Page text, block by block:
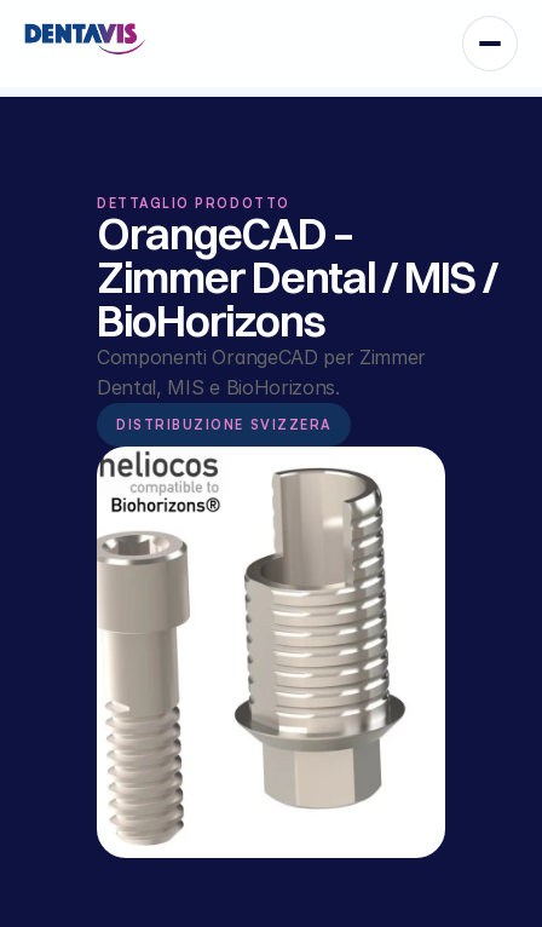
DETTAGLIO PRODOTTO
OrangeCAD –
Zimmer Dental / MIS /
BioHorizons
Componenti OrangeCAD per Zimmer
Dental, MIS e BioHorizons.
DISTRIBUZIONE SVIZZERA